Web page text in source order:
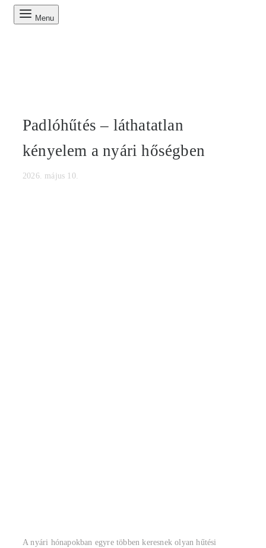
Menu
Padlóhűtés – láthatatlan
kényelem a nyári hőségben
2026. május 10.
A nyári hónapokban egyre többen keresnek olyan hűtési